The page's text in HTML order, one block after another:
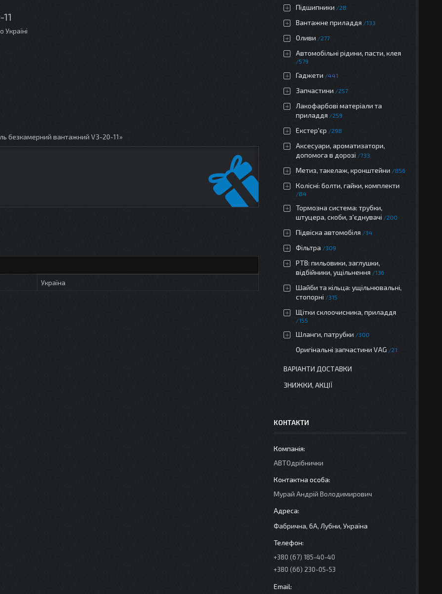
безкамерний вантажний V3-20-11»
Україна
Підшипники 28
Вантажне приладдя 133
Оливи 277
Автомобільні рідини, пасти, клея
579
Гаджети 441
Запчастини 257
Лакофарбові матеріали та
приладдя
259
Екстер'єр 298
Аксесуари, ароматизатори,
допомога в дорозі
733
Метиз, такелаж, кронштейни 856
Колісні: болти, гайки, комплекти
84
Тормозна система: трубки,
штуцера, скоби, з'єднувачі
200
Підвіска автомобіля 34
Фільтра 309
РТВ: пильовики, заглушки,
відбійники, ущільнення
136
Шайби та кільца: ущільнювальні,
стопорні
315
Щітки склоочисника, приладдя
155
Шланги, патрубки 300
Оригінальні запчастини VAG 21
ВАРІАНТИ ДОСТАВКИ
ЗНИЖКИ, АКЦІЇ
КОНТАКТИ
АВТОдрібнички
Мурай Андрій Володимирович
Фабрична, 6А, Лубни, Україна
+380 (67) 185-40-40
+380 (66) 230-05-53